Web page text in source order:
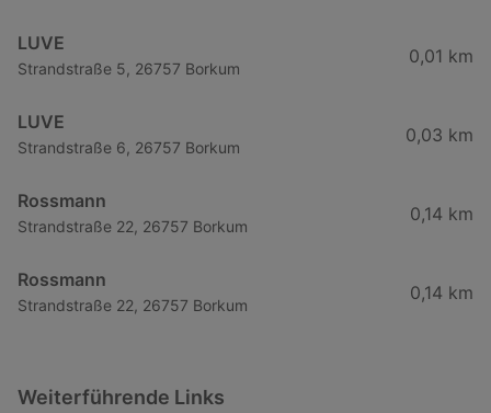
LUVE
Strandstraße 5, 26757 Borkum
0,01 km
LUVE
Strandstraße 6, 26757 Borkum
0,03 km
Rossmann
Strandstraße 22, 26757 Borkum
0,14 km
Rossmann
Strandstraße 22, 26757 Borkum
0,14 km
Weiterführende Links